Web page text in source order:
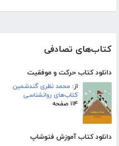
کتاب‌های تصادفی
دانلود کتاب حرکت و موفقیت
از: محمد نظری گندشمین
کتاب‌های روانشناسی
۱۱۴ صفحه
دانلود کتاب آموزش فتوشاپ